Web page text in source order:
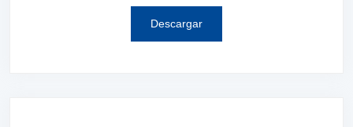
Descargar